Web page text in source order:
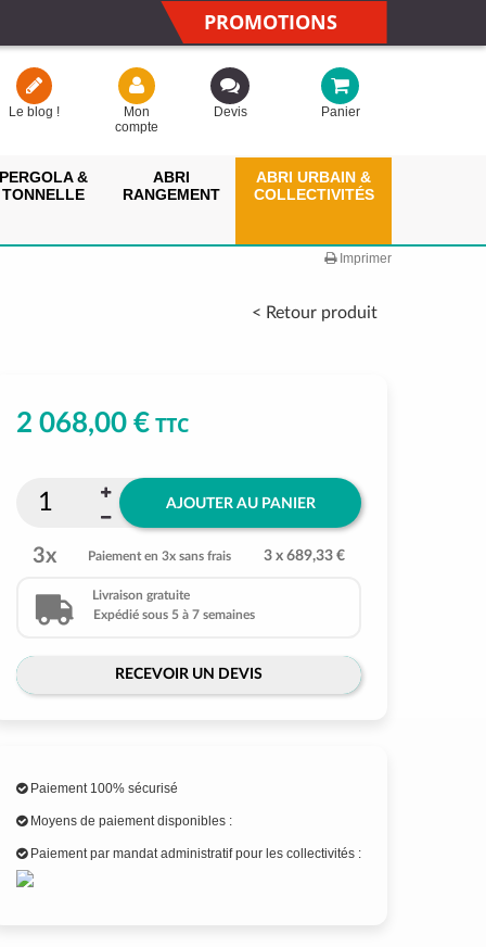
PROMOTIONS
Le blog !
Mon
compte
Devis Panier
PERGOLA &
TONNELLE
ABRI
RANGEMENT
ABRI URBAIN &
COLLECTIVITÉS
Imprimer
< Retour produit
2 068,00 €TTC
AJOUTER AU PANIER
3x Paiement en 3x sans frais 3 x 689,33 €
Livraison gratuite
Expédié sous 5 à 7 semaines
RECEVOIR UN DEVIS
Paiement 100% sécurisé
Moyens de paiement disponibles :
Paiement par mandat administratif pour les collectivités :